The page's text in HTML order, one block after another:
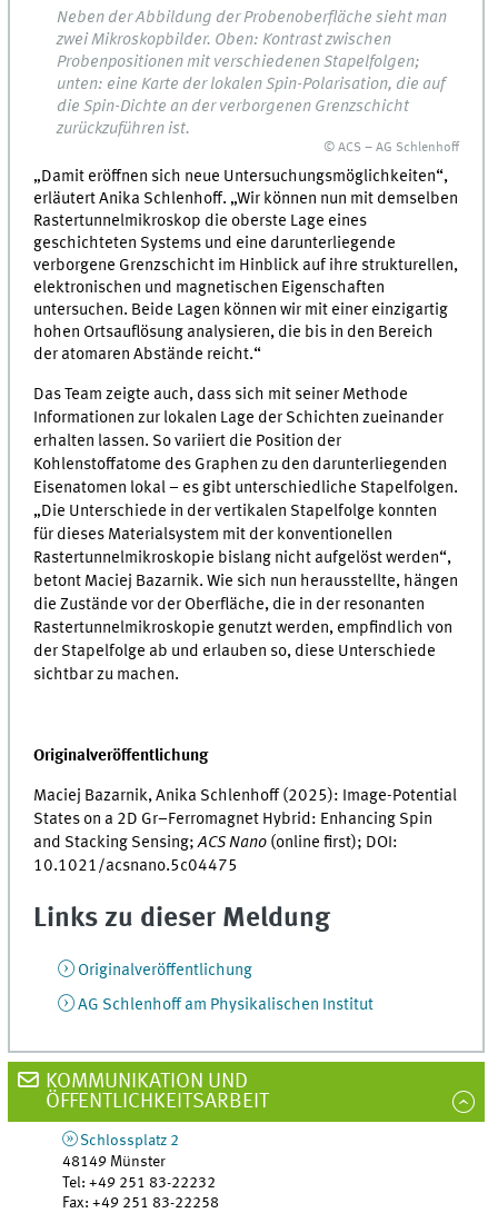
Neben der Abbildung der Probenoberfläche sieht man
zwei Mikroskopbilder. Oben: Kontrast zwischen
Probenpositionen mit verschiedenen Stapelfolgen;
unten: eine Karte der lokalen Spin-Polarisation, die auf
die Spin-Dichte an der verborgenen Grenzschicht
zurückzuführen ist.
© ACS – AG Schlenhoff
„Damit eröffnen sich neue Untersuchungsmöglichkeiten“,
erläutert Anika Schlenhoff. „Wir können nun mit demselben
Rastertunnelmikroskop die oberste Lage eines
geschichteten Systems und eine darunterliegende
verborgene Grenzschicht im Hinblick auf ihre strukturellen,
elektronischen und magnetischen Eigenschaften
untersuchen. Beide Lagen können wir mit einer einzigartig
hohen Ortsauflösung analysieren, die bis in den Bereich
der atomaren Abstände reicht.“
Das Team zeigte auch, dass sich mit seiner Methode
Informationen zur lokalen Lage der Schichten zueinander
erhalten lassen. So variiert die Position der
Kohlenstoffatome des Graphen zu den darunterliegenden
Eisenatomen lokal – es gibt unterschiedliche Stapelfolgen.
„Die Unterschiede in der vertikalen Stapelfolge konnten
für dieses Materialsystem mit der konventionellen
Rastertunnelmikroskopie bislang nicht aufgelöst werden“,
betont Maciej Bazarnik. Wie sich nun herausstellte, hängen
die Zustände vor der Oberfläche, die in der resonanten
Rastertunnelmikroskopie genutzt werden, empfindlich von
der Stapelfolge ab und erlauben so, diese Unterschiede
sichtbar zu machen.
Originalveröffentlichung
Maciej Bazarnik, Anika Schlenhoff (2025): Image-Potential
States on a 2D Gr–Ferromagnet Hybrid: Enhancing Spin
and Stacking Sensing;ACS Nano (online first); DOI:
10.1021/acsnano.5c04475
Links zu dieser Meldung
Originalveröffentlichung
AG Schlenhoff am Physikalischen Institut
KOMMUNIKATION UND
ÖFFENTLICHKEITSARBEIT
Schlossplatz 2
48149 Münster
Tel:+49 251 83-22232
Fax:+49 251 83-22258